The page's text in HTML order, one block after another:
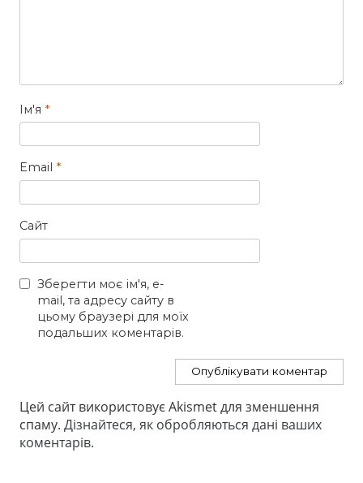
Ім'я *
Email *
Сайт
Зберегти моє ім'я, e-
mail, та адресу сайту в
цьому браузері для моїх
подальших коментарів.
Цей сайт використовує Akismet для зменшення
спаму. Дізнайтеся, як обробляються дані ваших
коментарів.